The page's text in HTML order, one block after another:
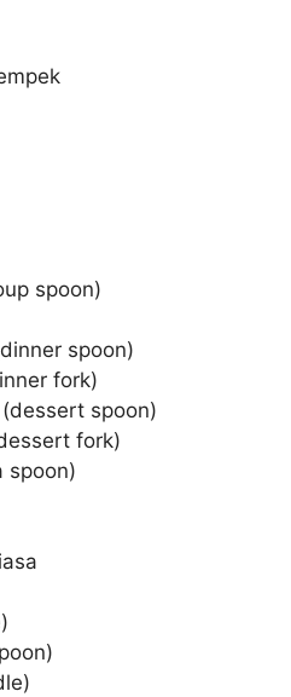
spoon)
spoon)
fork)
spoon)
fork)
spoon)